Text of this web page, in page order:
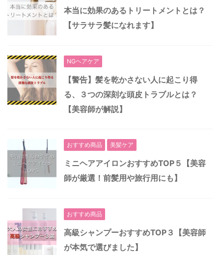
本当に効果のあるトリートメントとは？
【サラサラ髪になれます】
NGヘアケア
【警告】髪を乾かさない人に起こり得
る、３つの深刻な頭皮トラブルとは？
【美容師が解説】
おすすめ商品 美髪ケア
ミニヘアアイロンおすすめTOP５【美容
師が厳選！前髪用や旅行用にも】
おすすめ商品
高級シャンプーおすすめTOP３【美容師
が本気で選びました】